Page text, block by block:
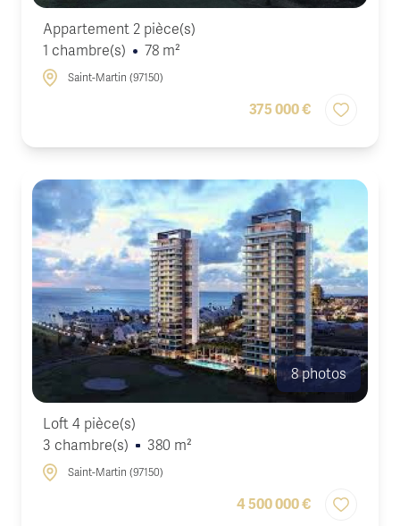
Appartement 2 pièce(s)
1 chambre(s)
78 m²
Saint-Martin (97150)
375 000 €
8 photos
Loft 4 pièce(s)
3 chambre(s)
380 m²
Saint-Martin (97150)
4 500 000 €